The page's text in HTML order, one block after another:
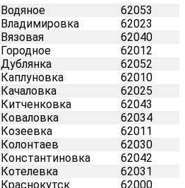
Водяное
62053
Владимировка
62023
Вязовая
62040
Городное
62012
Дублянка
62052
Каплуновка
62010
Качаловка
62025
Китченковка
62043
Коваловка
62034
Козеевка
62011
Колонтаев
62030
Константиновка
62042
Котелевка
62031
Краснокутск
62000